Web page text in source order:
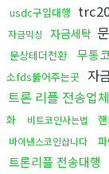
usdc구입대행
자금믹싱 자금세탁
문상테더전환 무통
소fds뚫어주는곳 자
트론 리플 전송업체
화
비트코인사는법
바이낸스코인삽니다
트론리플 전송대행